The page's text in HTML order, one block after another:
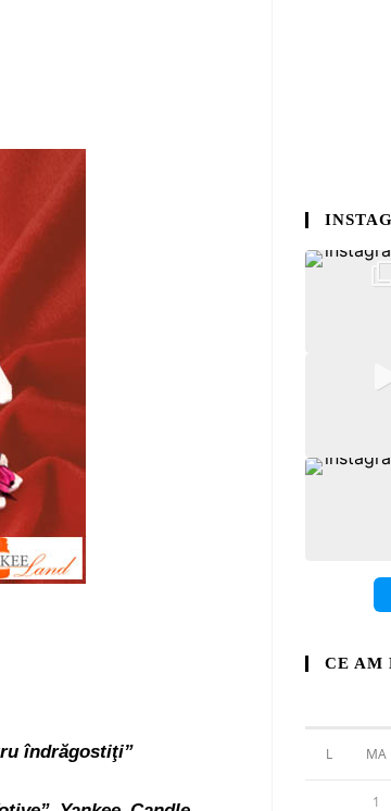
îndrăgostiţi”
CE AM
L MA
1